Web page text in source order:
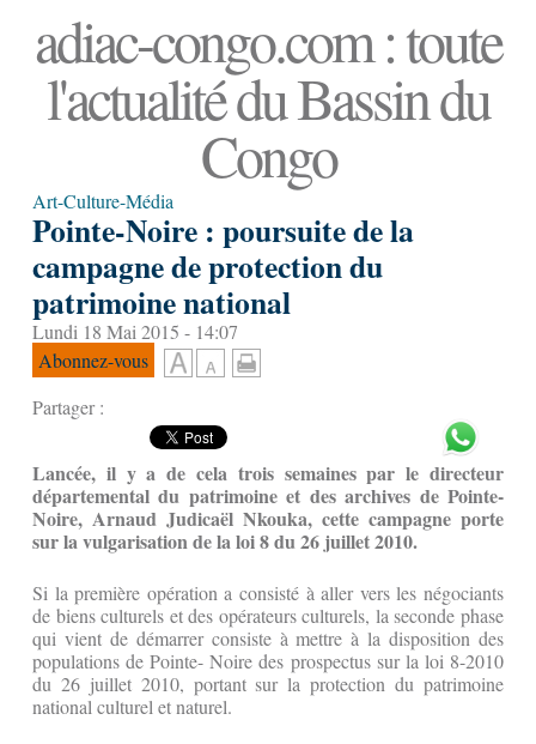
adiac-congo.com : toute
l'actualité du Bassin du
Congo
Art-Culture-Média
Pointe-Noire : poursuite de la
campagne de protection du
patrimoine national
Lundi 18 Mai 2015 - 14:07
Abonnez-vous
Partager :
Lancée, il y a de cela trois semaines par le directeur
départemental du patrimoine et des archives de Pointe-
Noire, Arnaud Judicaël Nkouka, cette campagne porte
sur la vulgarisation de la loi 8 du 26 juillet 2010.
Si la première opération a consisté à aller vers les négociants
de biens culturels et des opérateurs culturels, la seconde phase
qui vient de démarrer consiste à mettre à la disposition des
populations de Pointe- Noire des prospectus sur la loi 8-2010
du 26 juillet 2010, portant sur la protection du patrimoine
national culturel et naturel.